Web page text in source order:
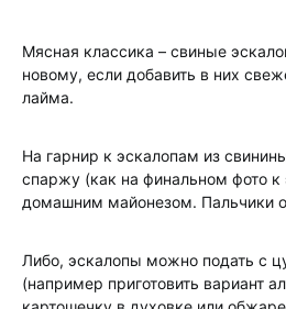
Мясная классика – свиные
новому, если добавить в них
лайма.
На гарнир к эскалопам из
спаржу (как на финальном фото к
домашним майонезом. Пальчики
Либо, эскалопы можно подать с
(например приготовить вариант